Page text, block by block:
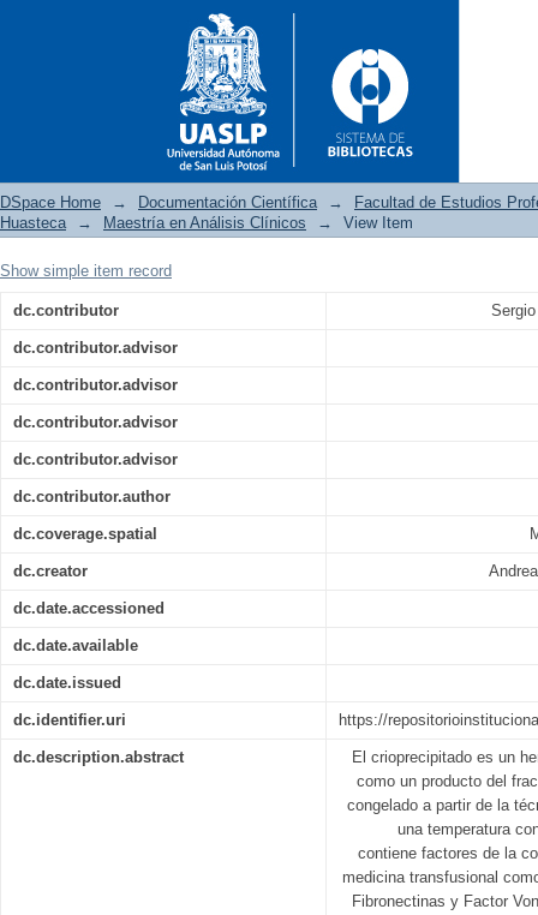
Cuantificación del factor
sangre en población potosina
DSpace Home → Documentación Científica →
Facultad de Estudios
Huasteca
→ Maestría en Análisis Clínicos → View Item
Show simple item record
dc.contributor
dc.contributor.advisor
dc.contributor.advisor
dc.contributor.advisor
dc.contributor.advisor
dc.contributor.author
dc.coverage.spatial
dc.creator
dc.date.accessioned
dc.date.available
dc.date.issued
dc.identifier.uri https://
dc.description.abstract
El crioprecipitado es un
como un producto del
congelado a partir de la
una temperatura
contiene factores de la
medicina transfusional
Fibronectinas y Factor